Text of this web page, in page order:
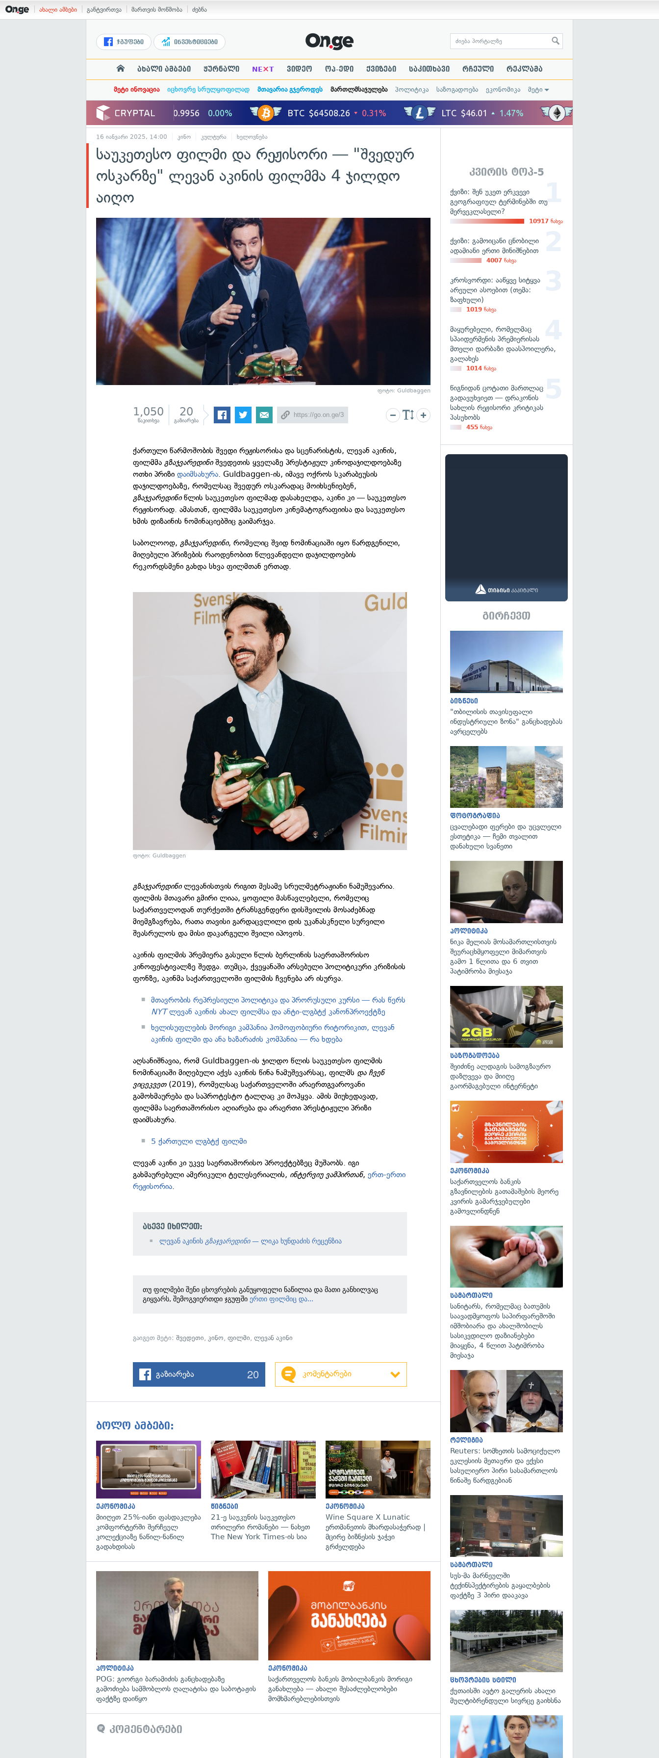
ახალი ამბები განტვირთვა მართვის მოწმობა ძებნა
ჯგუფები ინვესტიციები
ახალი ამბები ჟურნალი NE×T ვიდეო ოპ-ედი ქვიზები საკითხავი რჩეული რეკლამა
მეტი ინოვაცია იცხოვრე სრულყოფილად მთავარია გჯეროდეს მართლმსაჯულება პოლიტიკა საზოგადოება ეკონომიკა მეტი
16 იანვარი 2025, 14:00 კინო კულტურა ხელოვნება
საუკეთესო ფილმი და რეჟისორი — "შვედურ
ოსკარზე" ლევან აკინის ფილმმა 4 ჯილდო
აიღო
ფოტო: Guldbaggen
1,050
წაკითხვა
20
გაზიარება
ქართული წარმოშობის შვედი რეჟისორისა და სცენარისტის, ლევან აკინის,
ფილმმაგზაჯვარედინიშვედეთის ყველაზე პრესტიჟულ კინოდაჯილდოებაზე
ოთხი პრიზიდაიმსახურა. Guldbaggen-ის, იმავე ოქროს სკარაბეუსის
დაჯილდოებაზე, რომელსაც შვედურ ოსკარადაც მოიხსენიებენ,
გზაჯვარედინიწლის საუკეთესო ფილმად დასახელდა, აკინი კი — საუკეთესო
რეჟისორად. ამასთან, ფილმმა საუკეთესო კინემატოგრაფიისა და საუკეთესო
ხმის დიზაინის ნომინაციებშიც გაიმარჯვა.
საბოლოოდ,გზაჯვარედინი, რომელიც შვიდ ნომინაციაში იყო წარდგენილი,
მიღებული პრიზების რაოდენობით წლევანდელი დაჯილდოების
რეკორდსმენი გახდა სხვა ფილმთან ერთად.
ფოტო: Guldbaggen
გზაჯვარედინილევანისთვის რიგით მესამე სრულმეტრაჟიანი ნამუშევარია.
ფილმის მთავარი გმირი ლიაა, ყოფილი მასწავლებელი, რომელიც
საქართველოდან თურქეთში ტრანსგენდერი დისშვილის მოსაძებნად
მიემგზავრება, რათა თავისი გარდაცვლილი დის უკანასკნელი სურვილი
შეასრულოს და მისი დაკარგული შვილი იპოვოს.
აკინის ფილმის პრემიერა გასული წლის ბერლინის საერთაშორისო
კინოფესტივალზე შედგა. თუმცა, ქვეყანაში არსებული პოლიტიკური კრიზისის
ფონზე, აკინმა საქართველოში ფილმის ჩვენება არ ისურვა.
მთავრობის რეპრესიული პოლიტიკა და პრორუსული კურსი — რას წერს
NYTლევან აკინის ახალ ფილმსა და ანტი-ლგბტქ კანონპროექტზე
ხელისუფლების მორიგი კამპანია ჰომოფობიური რიტორიკით, ლევან
აკინის ფილმი და ანა ხაზარაძის კომპანია — რა ხდება
აღსანიშნავია, რომ Guldbaggen-ის ჯილდო წლის საუკეთესო ფილმის
ნომინაციაში მიღებული აქვს აკინის წინა ნამუშევარსაც, ფილმს და ჩვენ
ვიცეკვეთ(2019), რომელსაც საქართველოში არაერთგვაროვანი
გამოხმაურება და საპროტესტო ტალღაც კი მოჰყვა. ამის მიუხედავად,
ფილმმა საერთაშორისო აღიარება და არაერთი პრესტიჟული პრიზი
დაიმსახურა.
5 ქართული ლგბტქ ფილმი
ლევან აკინი კი უკვე საერთაშორისო პროექტებზეც მუშაობს. იგი
გახმაურებული ამერიკული ტელესერიალის, ინტერვიუ ვამპირთან,ერთ-ერთი
რეჟისორია.
ასევე იხილეთ:
ლევან აკინის გზაჯვარედინი— ლიკა ხუნდაძის რეცენზია
თუ ფილმები შენი ცხოვრების განუყოფელი ნაწილია და მათი განხილვაც
გიყვარს, შემოგვიერთდი ჯგუფშიერთი ფილმიც და...
გაიგეთ მეტი:შვედეთი,კინო,ფილმი,ლევან აკინი
გაზიარება 20 კომენტარები
ბოლო ამბები:
ეკონომიკა
მიიღეთ 25%-იანი ფასდაკლება
კომფორტერში შერჩეულ
კოლექციაზე ნაწილ-ნაწილ
გადახდისას
გადახედვა
წიგნები
21-ე საუკუნის საუკეთესო
თრილერი რომანები — ნახეთ
The New York Times-ის სია
ეკონომიკა
Wine Square X Lunatic
ერთმანეთის მხარდასაჭერად |
მცირე ბიზნესის ჯაჭვი
გრძელდება
პოლიტიკა
POG: გიორგი ბარამიძის განცხადებაზე
გამოძიება სამშობლოს ღალატისა და საბოტაჟის
ფაქტზე დაიწყო
ეკონომიკა
საქართველოს ბანკის მობილბანკის მორიგი
განახლება — ახალი შესაძლებლობები
მომხმარებლებისთვის
კომენტარები
კვირის ტოპ-5
ქვიზი: შენ უკეთ ერკვევი
გეოგრაფიულ ტერმინებში თუ
მერვეკლასელი?
10917 ნახვა
ქვიზი: გამოიცანი ცნობილი
ადამიანი ერთი მინიშნებით
4007 ნახვა
კროსვორდი: ააწყვე სიტყვა
არეული ასოებით (თემა:
ზაფხული)
1019 ნახვა
მაყურებელი, რომელმაც
სპაიდერმენის პრემიერისას
მთელი დარბაზი დაასპოილერა,
გალახეს
1014 ნახვა
წიგნიდან ცოტათი მართლაც
გადავუხვიეთ — დრაკონის
სახლის რეჟისორი კრიტიკას
პასუხობს
455 ნახვა
გირჩევთ
ბიზნესი
"თბილისის თავისუფალი
ინდუსტრიული ზონა" განცხადებას
ავრცელებს
ფოტოგრაფია
ცვალებადი ფერები და უცვლელი
ესთეტიკა — ჩემი თვალით
დანახული სვანეთი
პოლიტიკა
ნიკა მელიას მოსამართლისთვის
შეურაცხმყოფელი მიმართვის
გამო 1 წლითა და 6 თვით
პატიმრობა მიესაჯა
საზოგადოება
შეიძინე ალდაგის სამოგზაურო
დაზღვევა და მიიღე
გაორმაგებული ინტერნეტი
ეკონომიკა
საქართველოს ბანკის
გზავნილების გათამაშების მეორე
კვირის გამარჯვებულები
გამოვლინდნენ
სამართალი
სანიტარს, რომელმაც ბათუმის
საავადმყოფოს საპირფარეშოში
იმშობიარა და ახალშობილს
სასიკვდილო დაზიანებები
მიაყენა, 4 წლით პატიმრობა
მიესაჯა
რელიგია
Reuters: სომხეთის სამოციქულო
ეკლესიის მეთაური და ექვსი
სასულიერო პირი სასამართლოს
წინაშე წარდგებიან
სამართალი
სუს-მა მარნეულში
ტექინსპექტირების გაყალბების
ფაქტზე 3 პირი დააკავა
ცხოვრების სტილი
ქუთაისში ავტო გალერის ახალი
მულტიბრენდული სივრცე გაიხსნა